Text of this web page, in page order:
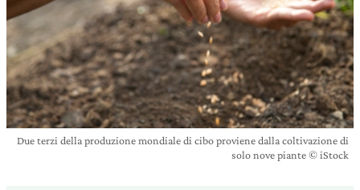
Due terzi della produzione mondiale di cibo proviene dalla coltivazione di
solo nove piante © iStock